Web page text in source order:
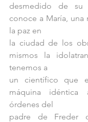
desmedido de su
conoce a María,
la paz en
la ciudad de los
mismos la
tenemos a
un científico que
máquina
órdenes del
padre de Freder